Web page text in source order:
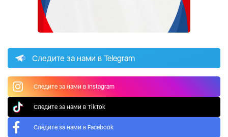
Следите за нами в Telegram
Следите за нами в Instagram
Следите за нами в TikTok
Следите за нами в Facebook